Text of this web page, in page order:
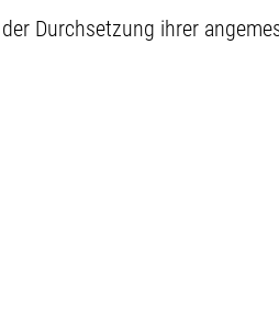
Durchsetzung ihrer